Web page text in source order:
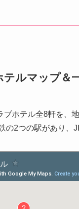
テルマップ＆
ブホテル全8軒を、
の2つの駅があり